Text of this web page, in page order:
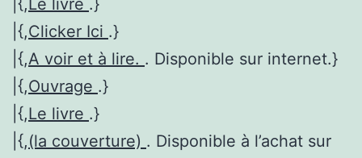
|{, Le livre .}
|{,Clicker Ici .}
|{,A voir et à lire. . Disponible sur internet.}
|{,Ouvrage .}
|{,Le livre .}
|{,(la couverture) . Disponible à l’achat sur